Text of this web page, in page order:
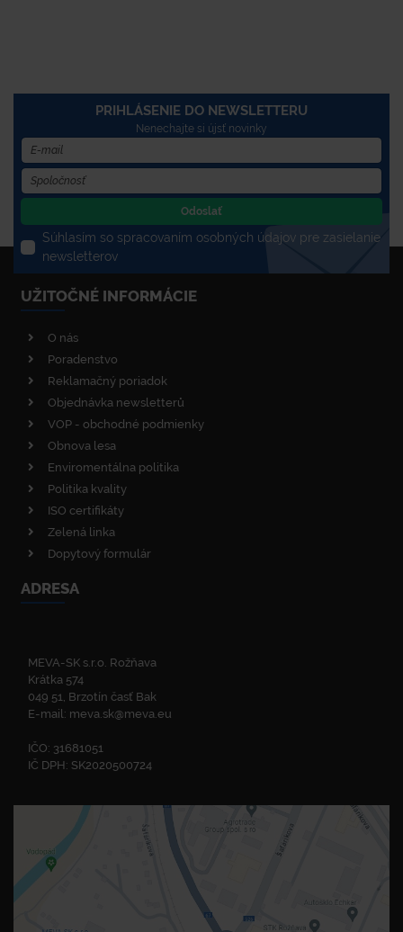
PRIHLÁSENIE DO NEWSLETTERU
Nenechajte si újsť novinky
Odoslať
Súhlasím so spracovaním osobných údajov pre zasielanie
newsletterov
UŽITOČNÉ INFORMÁCIE
O nás
Poradenstvo
Reklamačný poriadok
Objednávka newsletterů
VOP - obchodné podmienky
Obnova lesa
Enviromentálna politika
Politika kvality
ISO certifikáty
Zelená linka
Dopytový formulár
ADRESA
MEVA-SK s.r.o. Rožňava
Krátka 574
049 51, Brzotín časť Bak
E-mail: meva.sk@meva.eu
IČO: 31681051
IČ DPH: SK2020500724